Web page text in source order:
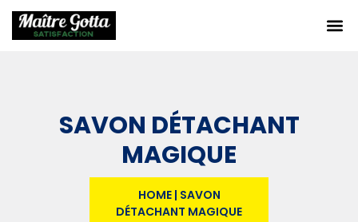
SAVON DÉTACHANT
MAGIQUE
HOME| SAVON
DÉTACHANT MAGIQUE